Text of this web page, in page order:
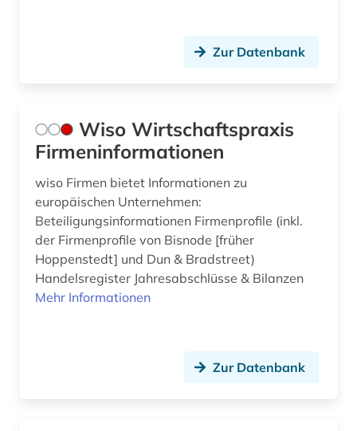
Zur Datenbank
Wiso Wirtschaftspraxis
Firmeninformationen
wiso Firmen bietet Informationen zu
europäischen Unternehmen:
Beteiligungsinformationen Firmenprofile (inkl.
der Firmenprofile von Bisnode [früher
Hoppenstedt] und Dun & Bradstreet)
Handelsregister Jahresabschlüsse & Bilanzen
Mehr Informationen
Zur Datenbank